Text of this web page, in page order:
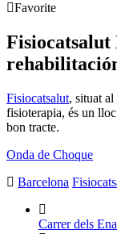
Favorite
Fisiocatsalut
Fisiocatsalut, situat
fisioterapia, és un
bon tracte.
Onda de Choque
Barcelona
Carrer dels